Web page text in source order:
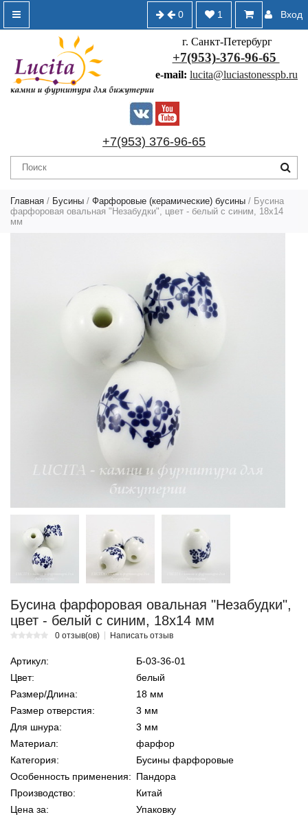
Вход
1
0
г. Санкт-Петербург
+7(953)-376-96-65
e-mail: lucita@luciastonesspb.ru
+7(953) 376-96-65
Главная / Бусины / Фарфоровые (керамические) бусины / Бусина
фарфоровая овальная "Незабудки", цвет - белый с синим, 18х14
мм
Бусина фарфоровая овальная "Незабудки",
цвет - белый с синим, 18х14 мм
0 отзыв(ов) Написать отзыв
Артикул:
Б-03-36-01
Цвет:
белый
Размер/Длина:
18 мм
Размер отверстия:
3 мм
Для шнура:
3 мм
Материал:
фарфор
Категория:
Бусины фарфоровые
Особенность применения: Пандора
Производство:
Китай
Цена за:
Упаковку